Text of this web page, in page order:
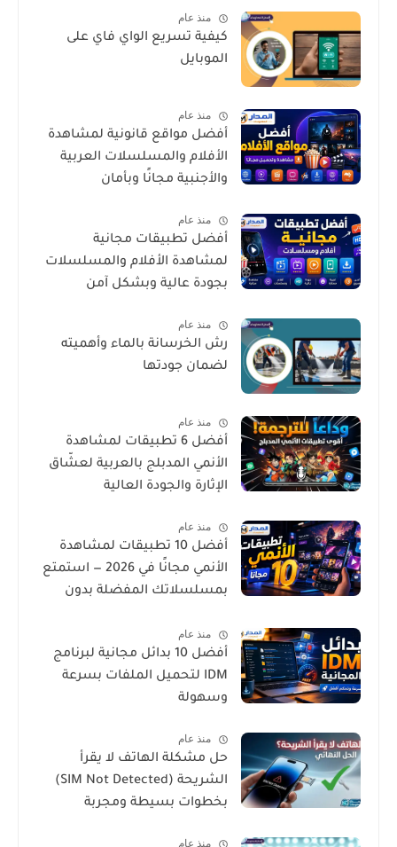
منذ عام
كيفية تسريع الواي فاي على
الموبايل
منذ عام
أفضل مواقع قانونية لمشاهدة
الأفلام والمسلسلات العربية
والأجنبية مجانًا وبأمان
منذ عام
أفضل تطبيقات مجانية
لمشاهدة الأفلام والمسلسلات
بجودة عالية وبشكل آمن
منذ عام
رش الخرسانة بالماء وأهميته
لضمان جودتها
منذ عام
أفضل 6 تطبيقات لمشاهدة
الأنمي المدبلج بالعربية لعشّاق
الإثارة والجودة العالية
منذ عام
أفضل 10 تطبيقات لمشاهدة
الأنمي مجانًا في 2026 — استمتع
بمسلسلاتك المفضلة بدون
منذ عام
أفضل 10 بدائل مجانية لبرنامج
IDM لتحميل الملفات بسرعة
وسهولة
منذ عام
حل مشكلة الهاتف لا يقرأ
الشريحة (SIM Not Detected)
بخطوات بسيطة ومجربة
منذ عام